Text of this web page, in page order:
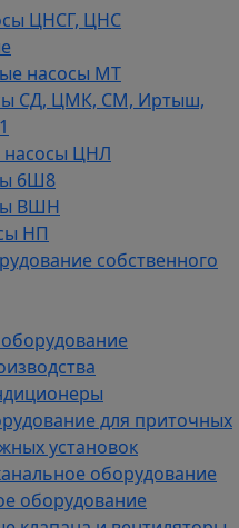
ЦНСГ, ЦНС
насосы МТ
СД, ЦМК, СМ, Иртыш,
насосы ЦНЛ
6Ш8
ВШН
НП
собственного
для приточных
установок
оборудование
оборудование